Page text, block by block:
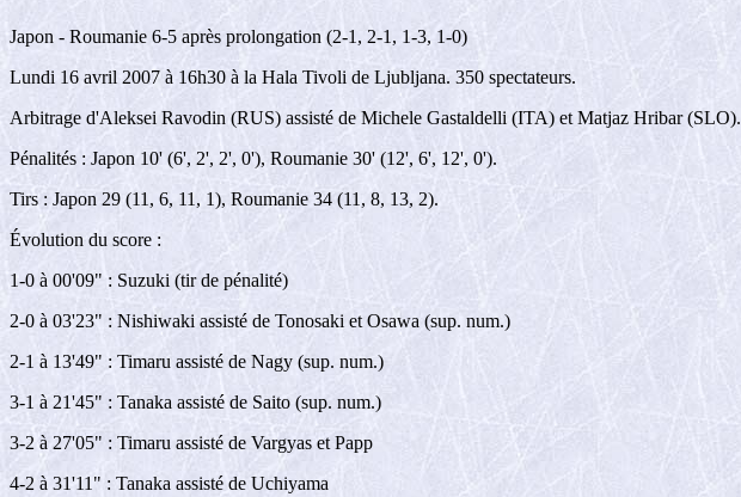
Japon - Roumanie 6-5 après prolongation (2-1, 2-1, 1-3, 1-0)
Lundi 16 avril 2007 à 16h30 à la Hala Tivoli de Ljubljana. 350 spectateurs.
Arbitrage d'Aleksei Ravodin (RUS) assisté de Michele Gastaldelli (ITA) et Matjaz Hribar (SLO).
Pénalités : Japon 10' (6', 2', 2', 0'), Roumanie 30' (12', 6', 12', 0').
Tirs : Japon 29 (11, 6, 11, 1), Roumanie 34 (11, 8, 13, 2).
Évolution du score :
1-0 à 00'09" : Suzuki (tir de pénalité)
2-0 à 03'23" : Nishiwaki assisté de Tonosaki et Osawa (sup. num.)
2-1 à 13'49" : Timaru assisté de Nagy (sup. num.)
3-1 à 21'45" : Tanaka assisté de Saito (sup. num.)
3-2 à 27'05" : Timaru assisté de Vargyas et Papp
4-2 à 31'11" : Tanaka assisté de Uchiyama